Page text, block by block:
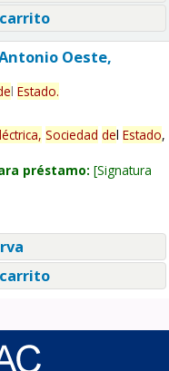
Oeste,
l Estado.
Sociedad del Estado,
préstamo: Signatura